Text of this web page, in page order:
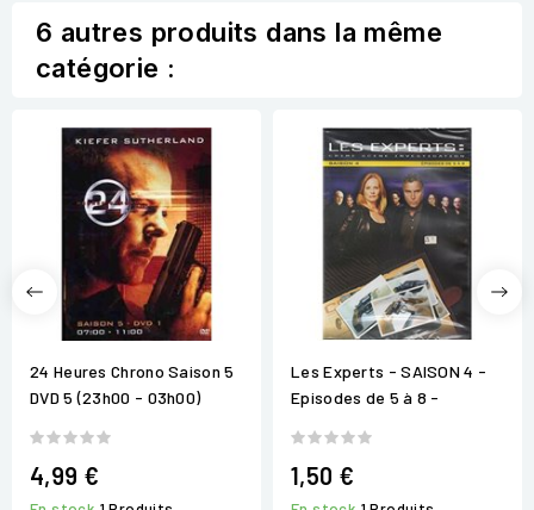
6 autres produits dans la même
catégorie :
24 Heures Chrono Saison 5
DVD 5 (23h00 - 03h00)
4,99 €
Les Experts - SAISON 4 -
Episodes de 5 à 8 -
1,50 €